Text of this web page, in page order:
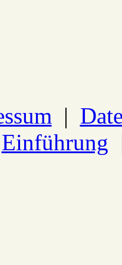
|
Einführung